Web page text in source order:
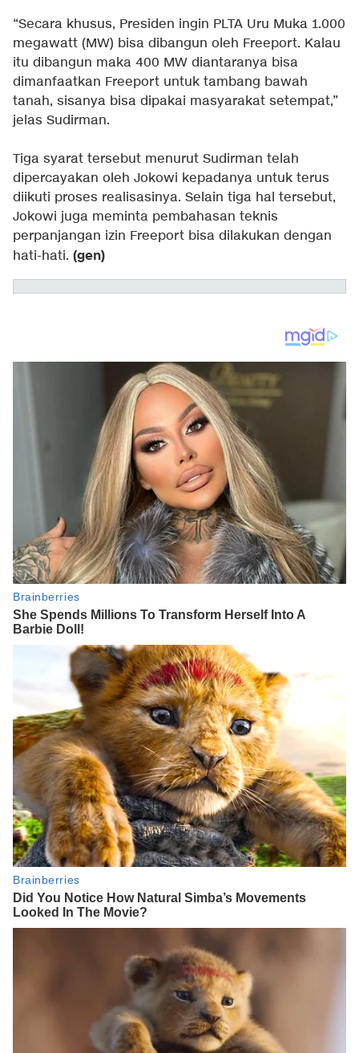
“Secara khusus, Presiden ingin PLTA Uru Muka 1.000
megawatt (MW) bisa dibangun oleh Freeport. Kalau
itu dibangun maka 400 MW diantaranya bisa
dimanfaatkan Freeport untuk tambang bawah
tanah, sisanya bisa dipakai masyarakat setempat,”
jelas Sudirman.
Tiga syarat tersebut menurut Sudirman telah
dipercayakan oleh Jokowi kepadanya untuk terus
diikuti proses realisasinya. Selain tiga hal tersebut,
Jokowi juga meminta pembahasan teknis
perpanjangan izin Freeport bisa dilakukan dengan
hati-hati. (gen)